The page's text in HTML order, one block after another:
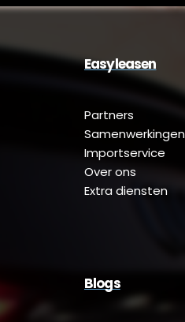
Easyleasen
Partners
Samenwerkingen
Importservice
Over ons
Extra diensten
Blogs